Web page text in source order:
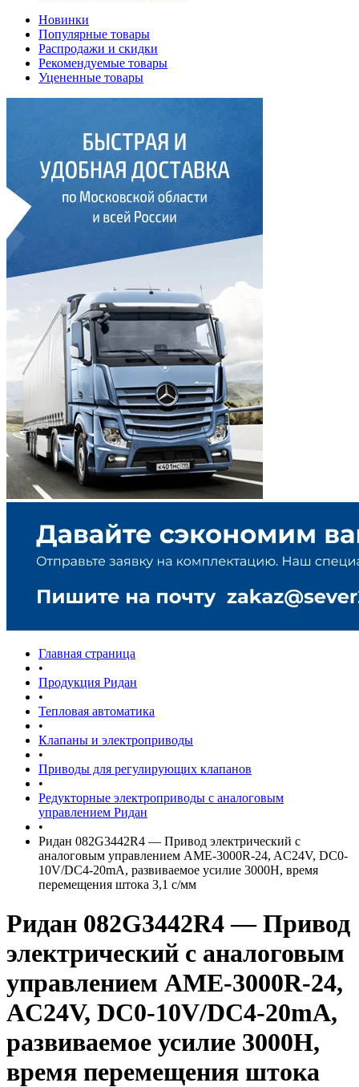
Новинки
Популярные товары
Распродажи и скидки
Рекомендуемые товары
Уцененные товары
Главная страница
•
Продукция Ридан
•
Тепловая автоматика
•
Клапаны и электроприводы
•
Приводы для регулирующих клапанов
•
Редукторные электроприводы с аналоговым
управлением Ридан
•
Ридан 082G3442R4 — Привод электрический с
аналоговым управлением AME-3000R-24, AC24V, DC0-
10V/DC4-20mA, развиваемое усилие 3000Н, время
перемещения штока 3,1 с/мм
Ридан 082G3442R4 — Привод
электрический с аналоговым
управлением AME-3000R-24,
AC24V, DC0-10V/DC4-20mA,
развиваемое усилие 3000Н,
время перемещения штока